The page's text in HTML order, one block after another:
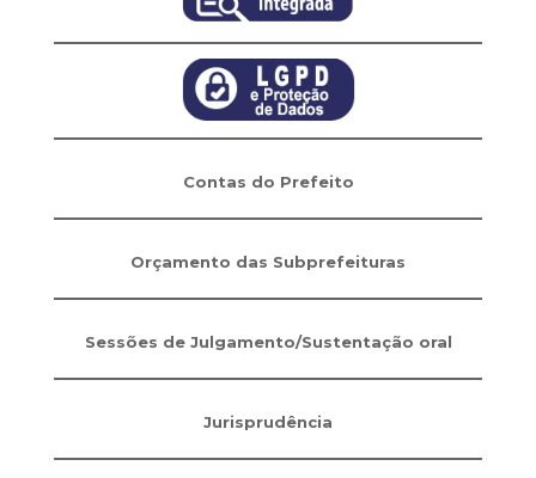
Contas do Prefeito
Orçamento das Subprefeituras
Sessões de Julgamento/Sustentação oral
Jurisprudência